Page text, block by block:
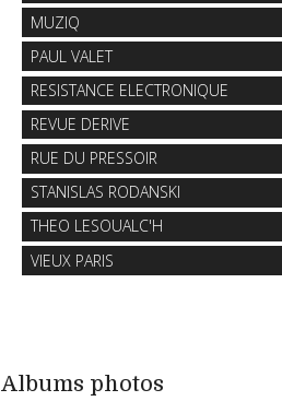
MUZIQ
PAUL VALET
RESISTANCE ELECTRONIQUE
REVUE DERIVE
RUE DU PRESSOIR
STANISLAS RODANSKI
THEO LESOUALC'H
VIEUX PARIS
Albums photos